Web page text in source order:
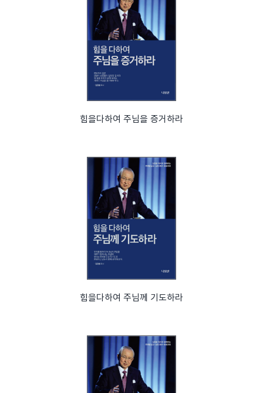
힘을다하여 주님을 증거하라
힘을다하여 주님께 기도하라